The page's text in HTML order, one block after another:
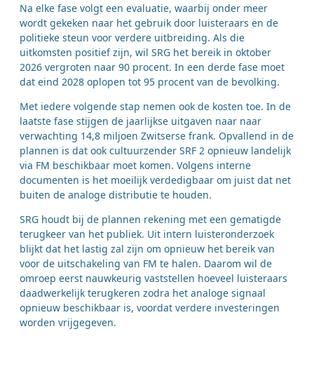
Na elke fase volgt een evaluatie, waarbij onder meer
wordt gekeken naar het gebruik door luisteraars en de
politieke steun voor verdere uitbreiding. Als die
uitkomsten positief zijn, wil SRG het bereik in oktober
2026 vergroten naar 90 procent. In een derde fase moet
dat eind 2028 oplopen tot 95 procent van de bevolking.
Met iedere volgende stap nemen ook de kosten toe. In de
laatste fase stijgen de jaarlijkse uitgaven naar naar
verwachting 14,8 miljoen Zwitserse frank. Opvallend in de
plannen is dat ook cultuurzender SRF 2 opnieuw landelijk
via FM beschikbaar moet komen. Volgens interne
documenten is het moeilijk verdedigbaar om juist dat net
buiten de analoge distributie te houden.
SRG houdt bij de plannen rekening met een gematigde
terugkeer van het publiek. Uit intern luisteronderzoek
blijkt dat het lastig zal zijn om opnieuw het bereik van
voor de uitschakeling van FM te halen. Daarom wil de
omroep eerst nauwkeurig vaststellen hoeveel luisteraars
daadwerkelijk terugkeren zodra het analoge signaal
opnieuw beschikbaar is, voordat verdere investeringen
worden vrijgegeven.